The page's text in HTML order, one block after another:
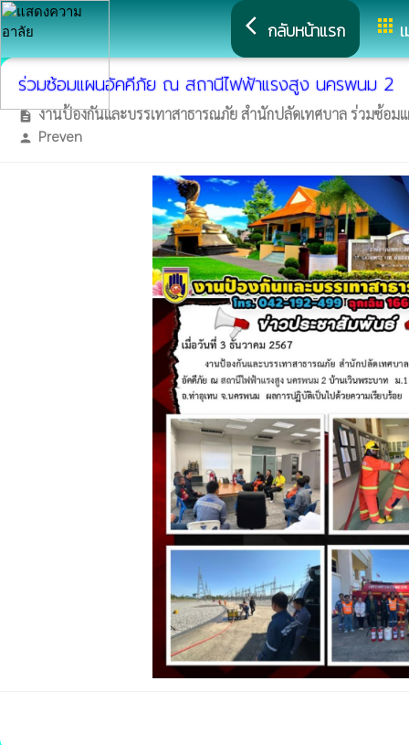
arrow_back_ios กลับหน้าแรก apps
ร่วมซ้อมแผนอัคคีภัย ณ สถานีไฟฟ้าแรงสูง นครพนม 2
description งานป้องกันและบรรเทาสาธารณภัย สำนักปลัดเทศบาล ร่วมซ้อ
person Preven